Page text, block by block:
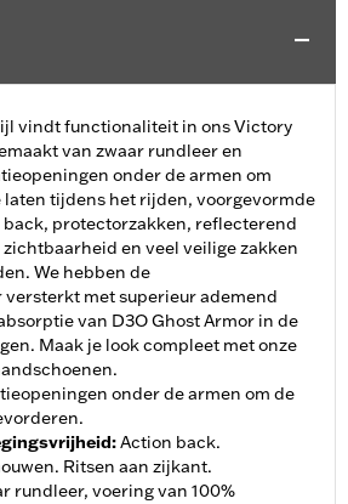
vindt functionaliteit in ons Victory
van zwaar rundleer en
onder de armen om
tijdens het rijden, voorgevormde
back, protectorzakken, reflecterend
en veel veilige zakken
We hebben de
met superieur ademend
van D3O Ghost Armor in de
Maak je look compleet met onze
onder de armen om de
:Action back.
Ritsen aan zijkant.
rundleer, voering van 100%